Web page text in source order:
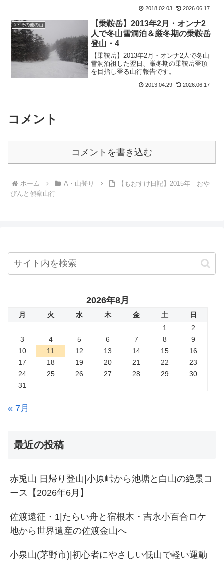
ちゃんは、NHKのTVに映ったおやびんを
見て「あれ？この人って、おやびんさ
ん・・・！？」と、驚いて...
2018.02.03 2026.06.17
5・その他の山
【乗鞍岳】2013年2月・オンナ2
人で冬山雪洞泊＆厳冬期の乗鞍岳
登山・4
【乗鞍岳】2013年2月・オンナ2人で冬山
雪洞泊祖した翌日、厳冬期の乗鞍岳登頂
を目指し登る山行報告です。
2013.04.29 2026.06.17
コメント
コメントを書き込む
ホーム A・山登り
【もおすけ日記】2015年 おや
びんと偵察山行
2026年8月
月 火 水 木 金 土
日
1
2
3
4 5 6 7 8
9
10
11 12 13 14 15
16
17
18 19 20 21 22
23
24
25 26 27 28 29
30
31
« 7月
最近の投稿
赤兎山 日帰り登山|小原峠から池塘と白山の絶景コ
ース【2026年6月】
佐渡遠征・1|たらい舟と宿根木・吉永小百合ロケ
地から世界遺産の佐渡金山へ
小泉山(茅野市)|初心者にやさしい低山で軽い運動